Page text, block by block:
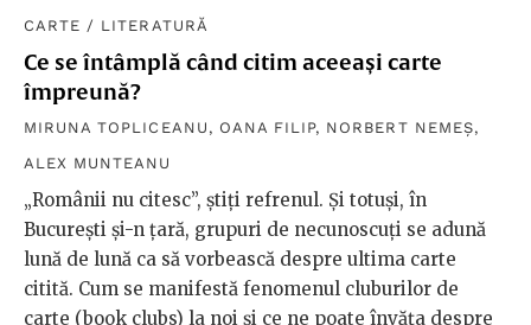
CARTE / LITERATURĂ
Ce se întâmplă când citim aceeași carte
împreună?
MIRUNA TOPLICEANU , OANA FILIP, NORBERT NEMEȘ,
ALEX MUNTEANU
„Românii nu citesc”, știți refrenul. Și totuși, în
București și-n țară, grupuri de necunoscuți se adună
lună de lună ca să vorbească despre ultima carte
citită. Cum se manifestă fenomenul cluburilor de
carte (book clubs) la noi și ce ne poate învăța despre